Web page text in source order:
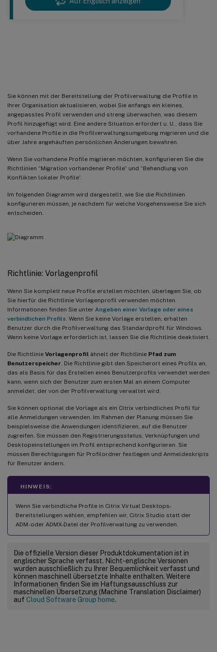
Sie können mit der Bereitstellung der Profilverwaltung die Profile in
Ihrer Organisation aktualisieren, wobei Sie anfangs ein kleines,
angepasstes Profil verwenden und streng überwachen, was diesem
Profil hinzugefügt wird. Eine andere Situation erfordert u. U., dass Sie
vorhandene Profile in die Profilverwaltungsumgebung migrieren und die
über Jahre angehäuften persönlichen Änderungen bewahren.
Wenn Sie vorhandene Profile migrieren möchten, konfigurieren Sie die
Richtlinien “Migration vorhandener Profile” und “Behandlung von
Konflikten lokaler Profile”.
Im folgenden Diagramm wird dargestellt, wie Sie die Richtlinien
konfigurieren müssen, je nachdem für welche Vorgehensweise Sie sich
entscheiden.
Richtlinie: Vorlagenprofil
Wenn Sie komplett neue Profile erstellen möchten, überlegen Sie, ob
Sie hierfür die Richtlinie Vorlagenprofil verwenden möchten.
Informationen finden Sie unter Angeben einer Vorlage oder eines
verbindlichen Profils . Wenn Sie keine Vorlage erstellen, erhalten
Benutzer durch die Profilverwaltung das Standardprofil für Windows.
Wenn keine Vorlage erforderlich ist, lassen Sie die Richtlinie deaktiviert.
Die Richtlinie Vorlagenprofil ähnelt der Richtlinie Pfad zum
Benutzerspeicher . Die Richtlinie gibt den Speicherort eines Profils an,
das als Basis für das Erstellen eines Benutzerprofils verwendet werden
kann, wenn sich der Benutzer zum ersten Mal an einem Computer
anmeldet, der von der Profilverwaltung verwaltet wird.
Sie können optional die Vorlage als ein Citrix verbindliches Profil für
alle Anmeldungen verwenden. Im Rahmen der Planung müssen Sie
beispielsweise die Anwendungen identifizieren, auf die Benutzer
zugreifen. Sie müssen den Registrierungsstatus, Verknüpfungen und
Desktopeinstellungen im Profil entsprechend konfigurieren. Sie
müssen Berechtigungen für Profilordner festlegen und Anmeldeskripts
für Benutzer ändern.
HINWEIS:
Wenn Sie verbindliche Profile in Citrix Virtual Desktops-
Bereitstellungen wählen, empfehlen wir, Citrix Studio statt der
ADM- oder ADMX-Datei der Profilverwaltung zu verwenden.
Die offizielle Version dieser Produktdokumentation ist in
englischer Sprache verfasst. Nicht-englische Versionen
wurden ausschließlich zu Ihrer Bequemlichkeit verfasst und
können maschinell übersetzte Inhalte enthalten. Weitere
Informationen finden Sie im Haftungsausschluss zur
maschinellen Übersetzung (Machine Translation Disclaimer)
auf Cloud Software Group home.